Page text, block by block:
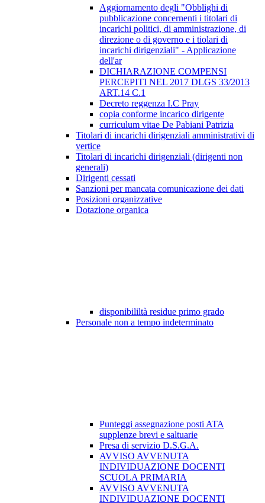
Aggiornamento degli "Obblighi di
pubblicazione concernenti i titolari di
incarichi politici, di amministrazione, di
direzione o di governo e i tiolari di
incarichi dirigenziali" - Applicazione
dell'ar
DICHIARAZIONE COMPENSI
PERCEPITI NEL 2017 DLGS 33/2013
ART.14 C.1
Decreto reggenza I.C Pray
copia conforme incarico dirigente
curriculum vitae De Pabiani Patrizia
Titolari di incarichi dirigenziali amministrativi di
vertice
Titolari di incarichi dirigenziali (dirigenti non
generali)
Dirigenti cessati
Sanzioni per mancata comunicazione dei dati
Posizioni organizzative
Dotazione organica
disponibililtà residue primo grado
Personale non a tempo indeterminato
Punteggi assegnazione posti ATA
supplenze brevi e saltuarie
Presa di servizio D.S.G.A.
AVVISO AVVENUTA
INDIVIDUAZIONE DOCENTI
SCUOLA PRIMARIA
AVVISO AVVENUTA
INDIVIDUAZIONE DOCENTI